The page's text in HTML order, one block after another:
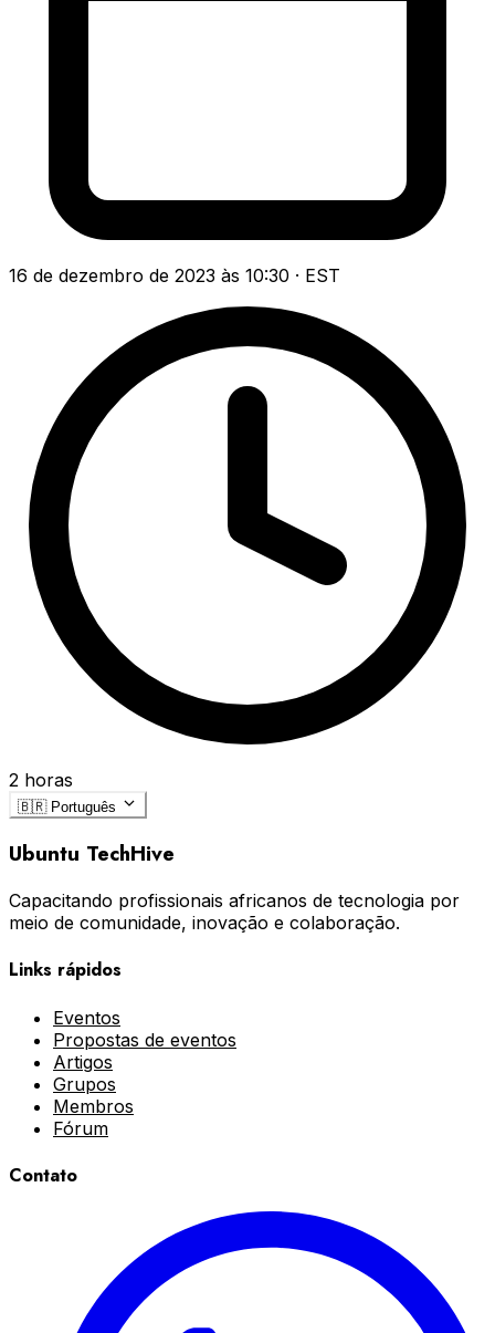
16 de dezembro de 2023 às 10:30 · EST
2 horas
🇧🇷 Português
Ubuntu TechHive
Capacitando profissionais africanos de tecnologia por
meio de comunidade, inovação e colaboração.
Links rápidos
Eventos
Propostas de eventos
Artigos
Grupos
Membros
Fórum
Contato